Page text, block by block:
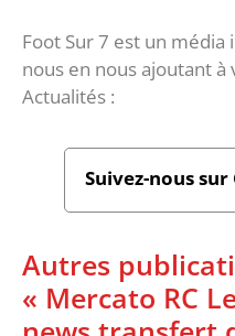
Foot Sur 7 est un
nous en nous ajoutant à
Actualités :
Suivez-nous
Autres
« Mercato RC